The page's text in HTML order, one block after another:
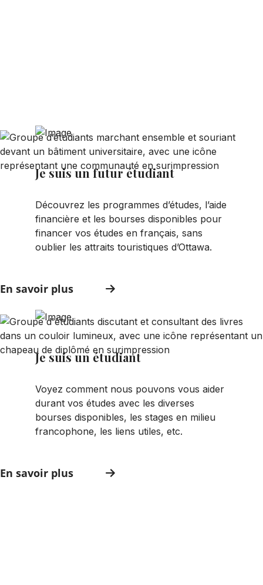
Je suis un futur étudiant
Découvrez les programmes d’études, l’aide
financière et les bourses disponibles pour
financer vos études en français, sans
oublier les attraits touristiques d’Ottawa.
En savoir plus
Je suis un étudiant
Voyez comment nous pouvons vous aider
durant vos études avec les diverses
bourses disponibles, les stages en milieu
francophone, les liens utiles, etc.
En savoir plus